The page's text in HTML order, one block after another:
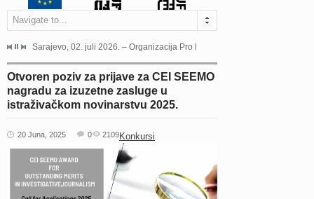
Navigate to...
Grada Sarajeva povodom Dana Sarajeva dugogodišnjoj...
Sarajevo, 02. juli 2026. – Organizacija Pro Educa juče je uspješno
Otvoren poziv za prijave za CEI SEEMO
nagradu za izuzetne zasluge u
istraživačkom novinarstvu 2025.
20 Juna, 2025 Konkursi
0 2109